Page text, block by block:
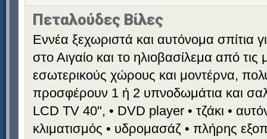
Πεταλούδες Βίλες
Εννέα ξεχωριστά και αυτόνομα σπίτια
στο Αιγαίο και το ηλιοβασίλεμα από
εσωτερικούς χώρους και μοντέρνα,
προσφέρουν 1 ή 2 υπνοδωμάτια και
LCD TV 40", • DVD player • τζάκι •
κλιματισμός • υδρομασάζ • πλήρης